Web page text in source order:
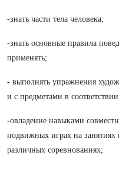
-знать части тела человека;
-знать основные правила
применять;
- выполнять упражнения
и с предметами в
-овладение навыками
подвижных играх на
различных соревнованиях;